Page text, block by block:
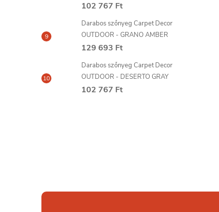
102 767 Ft
Darabos szőnyeg Carpet Decor
OUTDOOR - GRANO AMBER
129 693 Ft
Darabos szőnyeg Carpet Decor
OUTDOOR - DESERTO GRAY
102 767 Ft